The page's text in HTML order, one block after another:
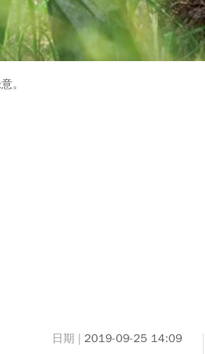
。
2019-09-25 14:09